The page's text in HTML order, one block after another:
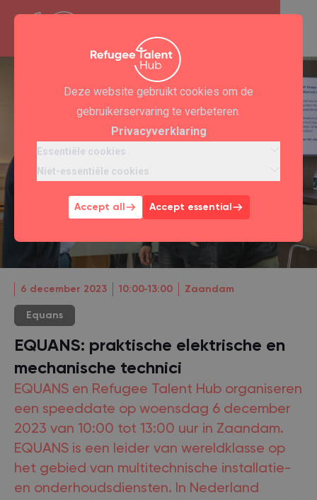
Deze website gebruikt cookies om de
gebruikerservaring te verbeteren.
Privacyverklaring
Essentiële cookies
Niet-essentiële cookies
Accept all Accept essential
6 december 2023 10:00‐13:00 Zaandam
Equans
EQUANS: praktische elektrische en
mechanische technici
EQUANS en Refugee Talent Hub organiseren
een speeddate op woensdag 6 december
2023 van 10:00 tot 13:00 uur in Zaandam.
EQUANS is een leider van wereldklasse op
het gebied van multitechnische installatie-
en onderhoudsdiensten. In Nederland